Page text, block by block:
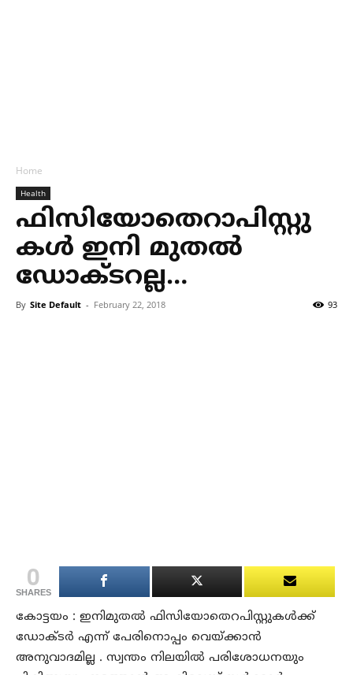
Home
Health
ഫിസിയോതെറാപിസ്റ്റു
കള്‍ ഇനി മുതല്‍
ഡോക്ടറല്ല…
By Site Default - February 22, 2018 93
0
SHARES
കോട്ടയം : ഇനിമുതല്‍ ഫിസിയോതെറപിസ്റ്റുകള്‍ക്ക്
ഡോക്ടര്‍ എന്ന് പേരിനൊപ്പം വെയ്ക്കാന്‍
അനുവാദമില്ല . സ്വന്തം നിലയില്‍ പരിശോധനയും